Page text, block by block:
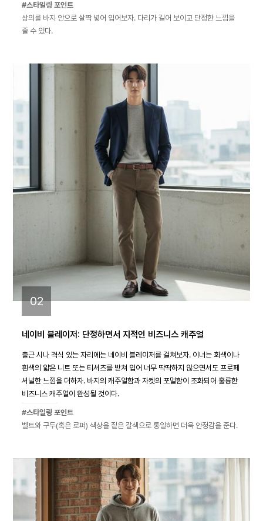
#스타일링 포인트
상의를 바지 안으로 살짝 넣어 입어보자. 다리가 길어 보이고 단정한 느낌을
줄 수 있다.
02
네이비 블레이저: 단정하면서 지적인 비즈니스 캐주얼
출근 시나 격식 있는 자리에는 네이비 블레이저를 걸쳐보자. 이너는 회색이나
흰색의 얇은 니트 또는 티셔츠를 받쳐 입어 너무 딱딱하지 않으면서도 프로페
셔널한 느낌을 더하자. 바지의 캐주얼함과 자켓의 포멀함이 조화되어 훌륭한
비즈니스 캐주얼이 완성될 것이다.
#스타일링 포인트
벨트와 구두(혹은 로퍼) 색상을 짙은 갈색으로 통일하면 더욱 안정감을 준다.